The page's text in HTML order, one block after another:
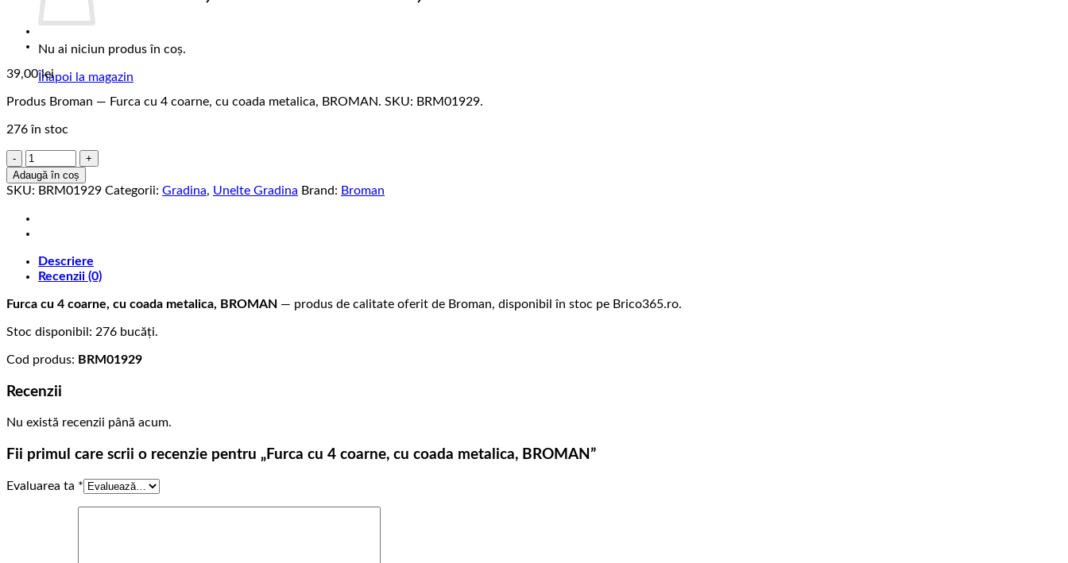
Nu ai niciun produs în coș.
Înapoi la magazin
39,00lei
Produs Broman — Furca cu 4 coarne, cu coada metalica, BROMAN. SKU: BRM01929.
276 în stoc
Cantitate
Furca
cu
coarne,
cu
metalica,
BROMAN
Adaugă în coș
SKU: BRM01929 Categorii: Gradina, Unelte Gradina Brand: Broman
Descriere
Recenzii (0)
Furca cu 4 coarne, cu coada metalica, BROMAN — produs de calitate oferit de Broman, disponibil în stoc pe Brico365.ro.
Stoc disponibil: 276 bucăți.
Cod produs: BRM01929
Recenzii
Nu există recenzii până acum.
Fii primul care scrii o recenzie pentru „Furca cu 4 coarne, cu coada metalica, BROMAN”
Evaluarea ta *